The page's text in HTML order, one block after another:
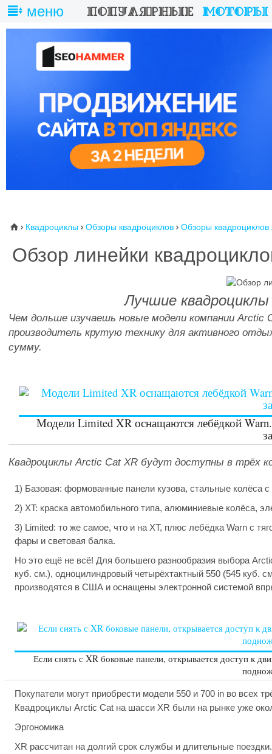
меню
⌂  Квадроциклы  Обзоры квадроциклов  Обзоры квадроциклов
Обзор линейки
Лучшие
Чем дольше изучаешь новые модели компании
производитель крутую технику для активного
сумму.
Модели Limited XR оснащаются лебёдкой
Квадроциклы Arctic Cat XR будут доступны в трёх
1) Базовая: формованные панели кузова, стальные колёса
2) XT: краска автомобильного типа, алюминиевые колёса,
3) Limited: то же самое, что и на XT, плюс лебёдка Warn с
фары и световая балка.
Но это ещё не всё! Для большего разнообразия выбора
куб. см.), одноцилиндровый четырёхтактный 550 (545 куб.
производятся в США и оснащены электронной системой
Если снять с XR боковые панели, открывается доступ к
Покупатели могут приобрести модели 550 и 700 in во всех
Квадроциклы Arctic Cat на шасси XR были на рынке уже
Эргономика
XR рассчитан на долгий срок службы и длительные